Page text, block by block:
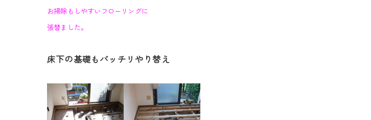
お掃除もしやすいフローリングに
張替ました。
床下の基礎もバッチリやり替え